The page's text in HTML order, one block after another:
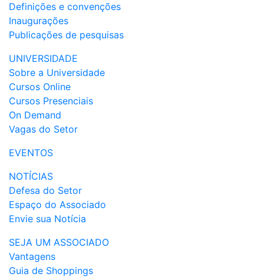
Definições e convenções
Inaugurações
Publicações de pesquisas
UNIVERSIDADE
Sobre a Universidade
Cursos Online
Cursos Presenciais
On Demand
Vagas do Setor
EVENTOS
NOTÍCIAS
Defesa do Setor
Espaço do Associado
Envie sua Notícia
SEJA UM ASSOCIADO
Vantagens
Guia de Shoppings